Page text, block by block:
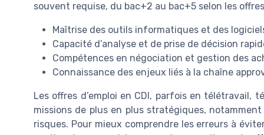
souvent requise, du bac+2 au bac+5 selon les
Maîtrise des outils informatiques et des
Capacité d’analyse et de prise de décision
Compétences en négociation et gestion des
Connaissance des enjeux liés à la chaîne
Les offres d’emploi en CDI, parfois en télétravail,
missions de plus en plus stratégiques,
risques. Pour mieux comprendre les erreurs à